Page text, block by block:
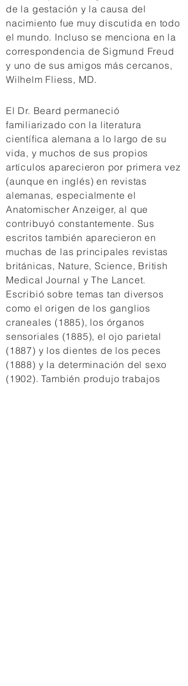
de la gestación y la causa del
nacimiento fue muy discutida en todo
el mundo. Incluso se menciona en la
correspondencia de Sigmund Freud
y uno de sus amigos más cercanos,
Wilhelm Fliess, MD.
El Dr. Beard permaneció
familiarizado con la literatura
científica alemana a lo largo de su
vida, y muchos de sus propios
artículos aparecieron por primera vez
(aunque en inglés) en revistas
alemanas, especialmente el
Anatomischer Anzeiger, al que
contribuyó constantemente. Sus
escritos también aparecieron en
muchas de las principales revistas
británicas, Nature, Science, British
Medical Journal y The Lancet.
Escribió sobre temas tan diversos
como el origen de los ganglios
craneales (1885), los órganos
sensoriales (1885), el ojo parietal
(1887) y los dientes de los peces
(1888) y la determinación del sexo
(1902). También produjo trabajos